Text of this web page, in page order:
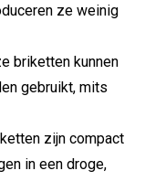
ze weinig
briketten kunnen
gebruikt, mits
zijn compact
in een droge,